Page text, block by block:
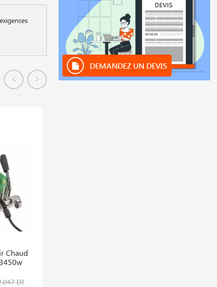
Chaud
DT
DEMANDEZ UN DEVIS